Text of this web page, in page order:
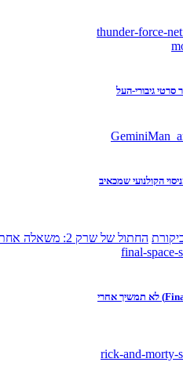
גיבורי-העל
הקולנועי שמכאיב
החתול של שרק 2: משאלה אחת ודי
חלל אינסופי (Final Space) לא תמשיך אחרי